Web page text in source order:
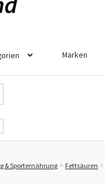
Marken
& Sporternährung Fettsäuren